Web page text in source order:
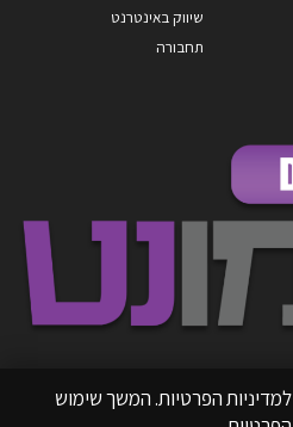
שיווק באינטרנט
תחבורה
הפרטיות. המשך שימוש